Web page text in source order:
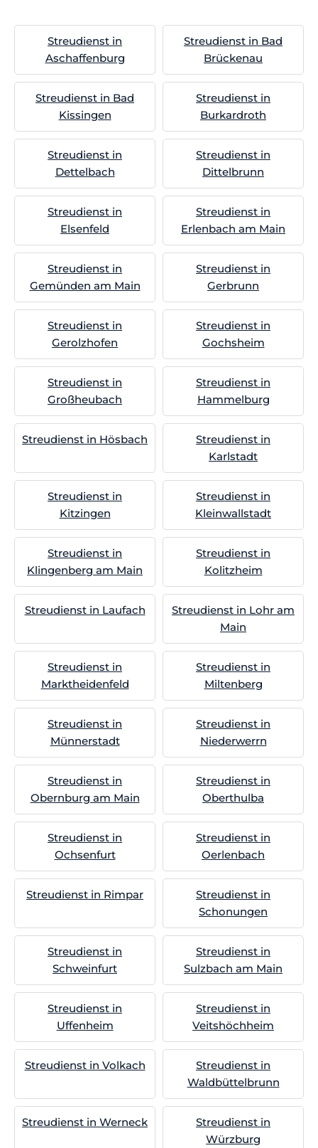
Streudienst in
Aschaffenburg
Streudienst in Bad
Brückenau
Streudienst in Bad
Kissingen
Streudienst in
Burkardroth
Streudienst in
Dettelbach
Streudienst in
Dittelbrunn
Streudienst in
Elsenfeld
Streudienst in
Erlenbach am Main
Streudienst in
Gemünden am Main
Streudienst in
Gerbrunn
Streudienst in
Gerolzhofen
Streudienst in
Gochsheim
Streudienst in
Großheubach
Streudienst in
Hammelburg
Streudienst in Hösbach
Streudienst in
Karlstadt
Streudienst in
Kitzingen
Streudienst in
Kleinwallstadt
Streudienst in
Klingenberg am Main
Streudienst in
Kolitzheim
Streudienst in Laufach
Streudienst in Lohr am
Main
Streudienst in
Marktheidenfeld
Streudienst in
Miltenberg
Streudienst in
Münnerstadt
Streudienst in
Niederwerrn
Streudienst in
Obernburg am Main
Streudienst in
Oberthulba
Streudienst in
Ochsenfurt
Streudienst in
Oerlenbach
Streudienst in Rimpar
Streudienst in
Schonungen
Streudienst in
Schweinfurt
Streudienst in
Sulzbach am Main
Streudienst in
Uffenheim
Streudienst in
Veitshöchheim
Streudienst in Volkach
Streudienst in
Waldbüttelbrunn
Streudienst in Werneck
Streudienst in
Würzburg